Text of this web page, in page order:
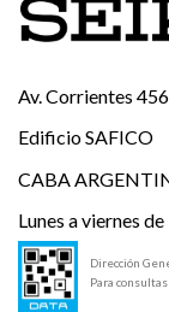
Av. Corrientes
Edificio SAFICO
CABA
Lunes a viernes
Dirección
Para